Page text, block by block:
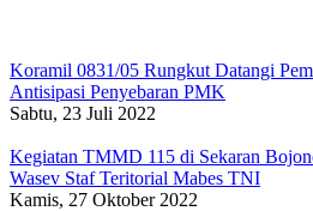
Koramil 0831/05 Rungkut Datangi
Antisipasi Penyebaran PMK
Sabtu, 23 Juli 2022
Kegiatan TMMD 115 di Sekaran
Wasev Staf Teritorial Mabes TNI
Kamis, 27 Oktober 2022